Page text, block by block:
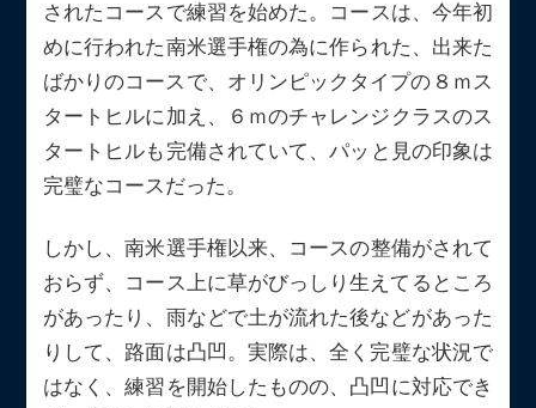
されたコースで練習を始めた。コースは、今年初
めに行われた南米選手権の為に作られた、出来た
ばかりのコースで、オリンピックタイプの８ｍス
タートヒルに加え、６ｍのチャレンジクラスのス
タートヒルも完備されていて、パッと見の印象は
完璧なコースだった。
しかし、南米選手権以来、コースの整備がされて
おらず、コース上に草がびっしり生えてるところ
があったり、雨などで土が流れた後などがあった
りして、路面は凸凹。実際は、全く完璧な状況で
はなく、練習を開始したものの、凸凹に対応でき